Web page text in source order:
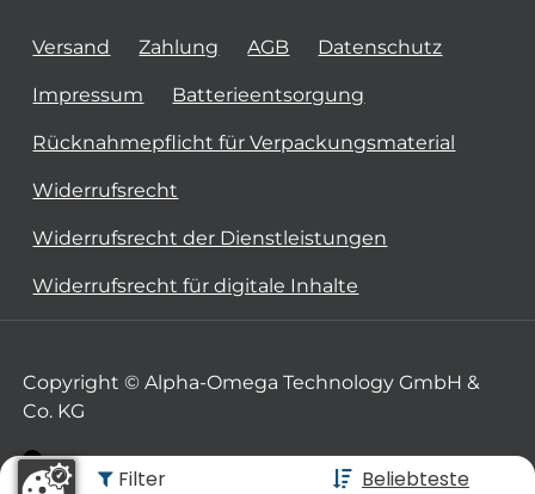
Filter Beliebteste
Versand Zahlung AGB Datenschutz
Impressum Batterieentsorgung
Rücknahmepflicht für Verpackungsmaterial
Widerrufsrecht
Widerrufsrecht der Dienstleistungen
Widerrufsrecht für digitale Inhalte
Copyright © Alpha-Omega Technology GmbH &
Co. KG